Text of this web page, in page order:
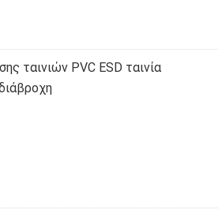
ταινιών PVC ESD ταινία